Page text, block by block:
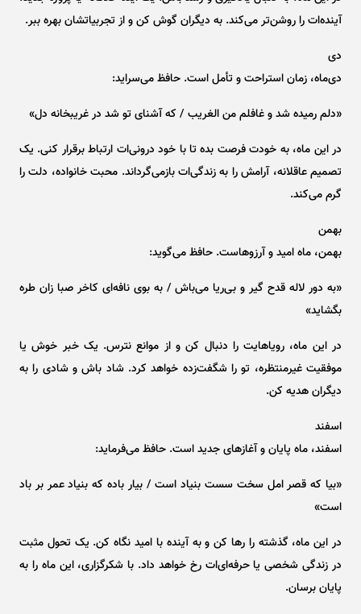
آینده‌ات را روشن‌تر می‌کند. به دیگران گوش کن و از تجربیاتشان بهره ببر.
دی
دی‌ماه، زمان استراحت و تأمل است. حافظ می‌سراید:
«دلم رمیده شد و غافلم من الغریب / که آشنای تو شد در غریبخانه دل»
در این ماه، به خودت فرصت بده تا با خود درونی‌ات ارتباط برقرار کنی. یک
تصمیم عاقلانه، آرامش را به زندگی‌ات بازمی‌گرداند. محبت خانواده، دلت را
گرم می‌کند.
بهمن
بهمن، ماه امید و آرزوهاست. حافظ می‌گوید:
«به دور لاله قدح گیر و بی‌ریا می‌باش / به بوی نافه‌ای کاخر صبا زان طره
بگشاید»
در این ماه، رویاهایت را دنبال کن و از موانع نترس. یک خبر خوش یا
موفقیت غیرمنتظره، تو را شگفت‌زده خواهد کرد. شاد باش و شادی را به
دیگران هدیه کن.
اسفند
اسفند، ماه پایان و آغاز‌های جدید است. حافظ می‌فرماید:
«بیا که قصر امل سخت سست بنیاد است / بیار باده که بنیاد عمر بر باد
است»
در این ماه، گذشته را رها کن و به آینده با امید نگاه کن. یک تحول مثبت
در زندگی شخصی یا حرفه‌ای‌ات رخ خواهد داد. با شکرگزاری، این ماه را به
پایان برسان.